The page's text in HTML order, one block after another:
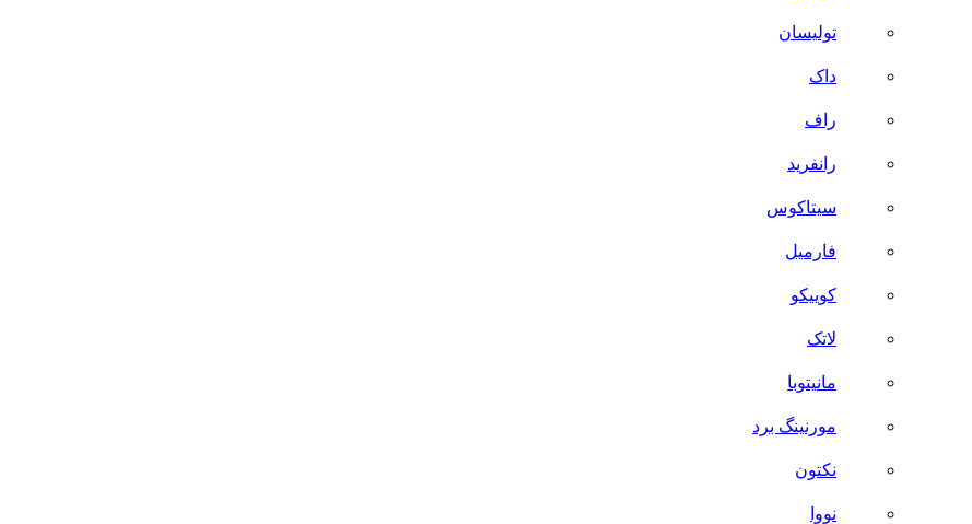
تولیسان
داک
راف
رانفرید
سیتاکوس
فارمیل
کوییکو
لاتک
مانیتوبا
مورنینگ برد
نکتون
نووا